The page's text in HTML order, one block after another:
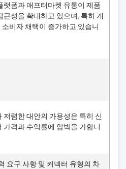
랫폼과 애프터마켓 유통이 제품
근성을 확대하고 있으며, 특히 개
비자 채택이 증가하고 있습니
저렴한 대안의 가용성은 특히 신
가격과 수익률에 압박을 가합니
요구 사항 및 커넥터 유형의 차